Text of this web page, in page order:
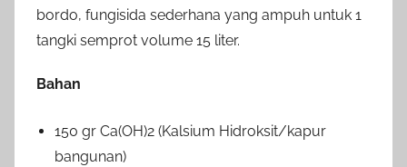
bordo, fungisida sederhana yang ampuh untuk 1
tangki semprot volume 15 liter.
Bahan
150 gr Ca(OH)2 (Kalsium Hidroksit/kapur
bangunan)